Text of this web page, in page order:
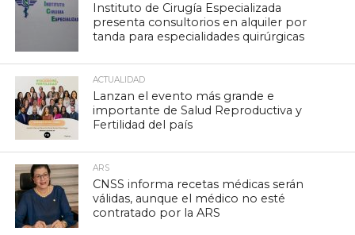
Instituto de Cirugía Especializada
presenta consultorios en alquiler por
tanda para especialidades quirúrgicas
ACTUALIDAD
Lanzan el evento más grande e
importante de Salud Reproductiva y
Fertilidad del país
ARS
CNSS informa recetas médicas serán
válidas, aunque el médico no esté
contratado por la ARS